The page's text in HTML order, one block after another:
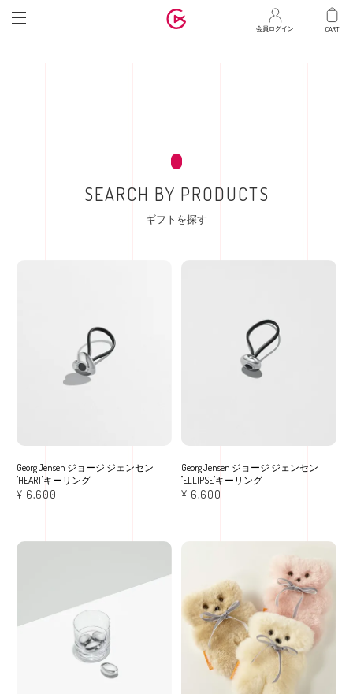
会員ログイン
SEARCH BY PRODUCTS
ギフトを探す
Georg Jensen ジョージ ジェンセン
"HEART"キーリング
¥ 6,600
Georg Jensen ジョージ ジェンセン
"ELLIPSE"キーリング
¥ 6,600